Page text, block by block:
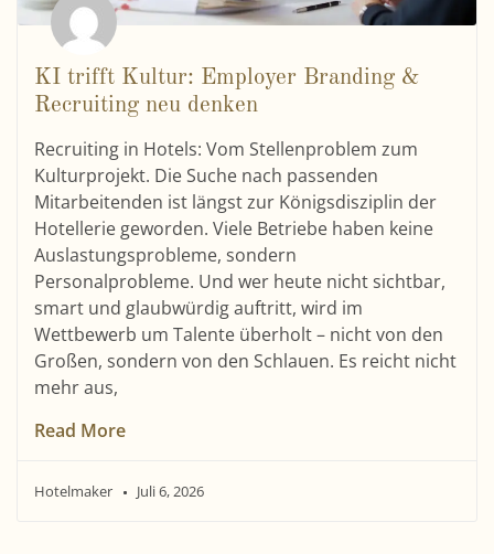
KI trifft Kultur: Employer Branding &
Recruiting neu denken
Recruiting in Hotels: Vom Stellenproblem zum
Kulturprojekt. Die Suche nach passenden
Mitarbeitenden ist längst zur Königsdisziplin der
Hotellerie geworden. Viele Betriebe haben keine
Auslastungsprobleme, sondern
Personalprobleme. Und wer heute nicht sichtbar,
smart und glaubwürdig auftritt, wird im
Wettbewerb um Talente überholt – nicht von den
Großen, sondern von den Schlauen. Es reicht nicht
mehr aus,
Read More
Hotelmaker Juli 6, 2026